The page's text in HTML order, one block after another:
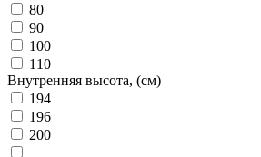
80
90
100
110
Внутренняя высота, (см)
194
196
200